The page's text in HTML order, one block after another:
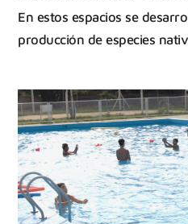
En estos espacios se
producción de especies